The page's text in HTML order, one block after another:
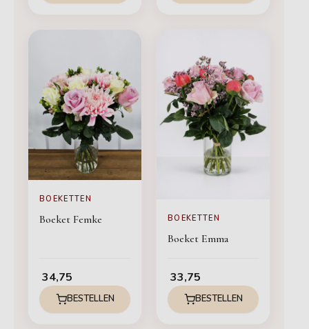
BOEKETTEN
Boeket Femke
34,75
BESTELLEN
BOEKETTEN
Boeket Emma
33,75
BESTELLEN